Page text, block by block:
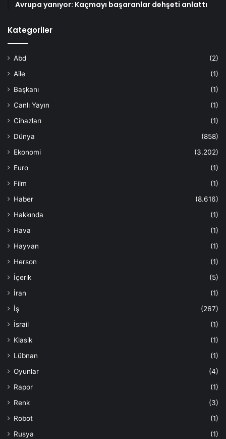
Avrupa yanıyor: Kaçmayı başaranlar dehşeti anlattı
Kategoriler
Abd
(2)
Aile
(1)
Başkanı
(1)
Canlı Yayın
(1)
Cihazları
(1)
Dünya
(858)
Ekonomi
(3.202)
Euro
(1)
Film
(1)
Haber
(8.616)
Hakkında
(1)
Hava
(1)
Hayvan
(1)
Herson
(1)
İçerik
(5)
İran
(1)
İş
(267)
İsrail
(1)
Klasik
(1)
Lübnan
(1)
Oyunlar
(4)
Rapor
(1)
Renk
(3)
Robot
(1)
Rusya
(1)